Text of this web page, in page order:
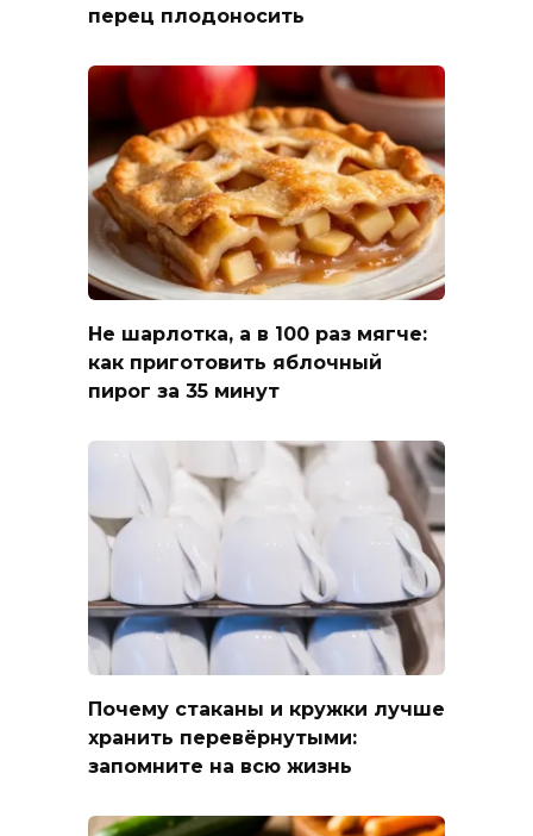
перец плодоносить
Не шарлотка, а в 100 раз мягче:
как приготовить яблочный
пирог за 35 минут
Почему стаканы и кружки лучше
хранить перевёрнутыми:
запомните на всю жизнь